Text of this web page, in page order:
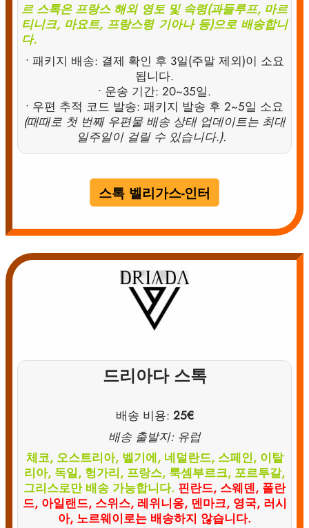
르 스톡은 프랑스 해외 영토 및 속령(과들루프, 마르
티니크, 마요트, 프랑스령 기아나 등)으로 배송합니
다.
• 패키지 배송: 결제 확인 후 3일(주말 제외)이 소요
됩니다.
• 운송 기간: 20~35일.
• 우편 추적 코드 발송: 패키지 발송 후 2~5일 소요
(때때로 첫 번째 우편물 배송 상태 업데이트는 최대
일주일이 걸릴 수 있습니다.).
스톡 벨리가스-인터
드리아다 스톡
배송 비용: 25€
배송 출발지: 유럽
체코, 오스트리아, 벨기에, 네덜란드, 스페인, 이탈
리아, 독일, 헝가리, 프랑스, 룩셈부르크, 포르투갈,
그리스로만 배송 가능합니다. 핀란드, 스웨덴, 폴란
드, 아일랜드, 스위스, 레위니옹, 덴마크, 영국, 러시
아, 노르웨이로는 배송하지 않습니다.